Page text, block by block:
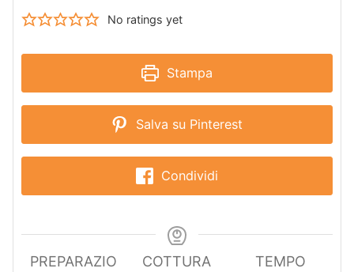
No ratings yet
Stampa
Salva su Pinterest
Condividi
PREPARAZIO
COTTURA
TEMPO